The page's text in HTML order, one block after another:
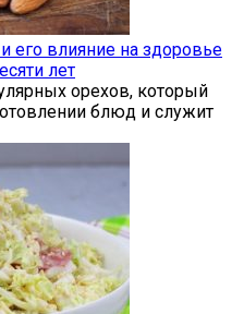
его влияние на здоровье
лет
орехов, который
блюд и служит